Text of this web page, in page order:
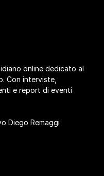
online dedicato al
Con interviste,
e report di eventi
Diego Remaggi